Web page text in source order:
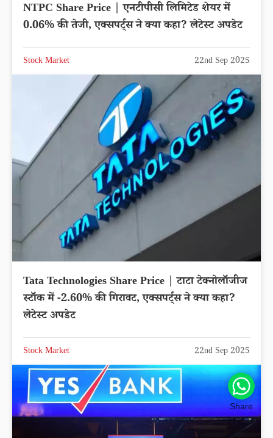
NTPC Share Price | एनटीपीसी लिमिटेड शेयर में
0.06% की तेजी, एक्सपर्ट्स ने क्या कहा? लेटेस्ट अपडेट
Stock Market 22nd Sep 2025
Tata Technologies Share Price | टाटा टेक्नोलॉजीज
स्टॉक में -2.60% की गिरावट, एक्सपर्ट्स ने क्या कहा?
लेटेस्ट अपडेट
Stock Market 22nd Sep 2025
Share